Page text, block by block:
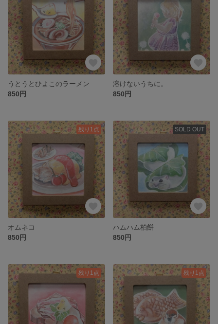
うとうとひよこのラーメン
850円
溶けないうちに。
850円
残り1点
オムネコ
850円
SOLD OUT
ハムハム柏餅
850円
残り1点 残り1点